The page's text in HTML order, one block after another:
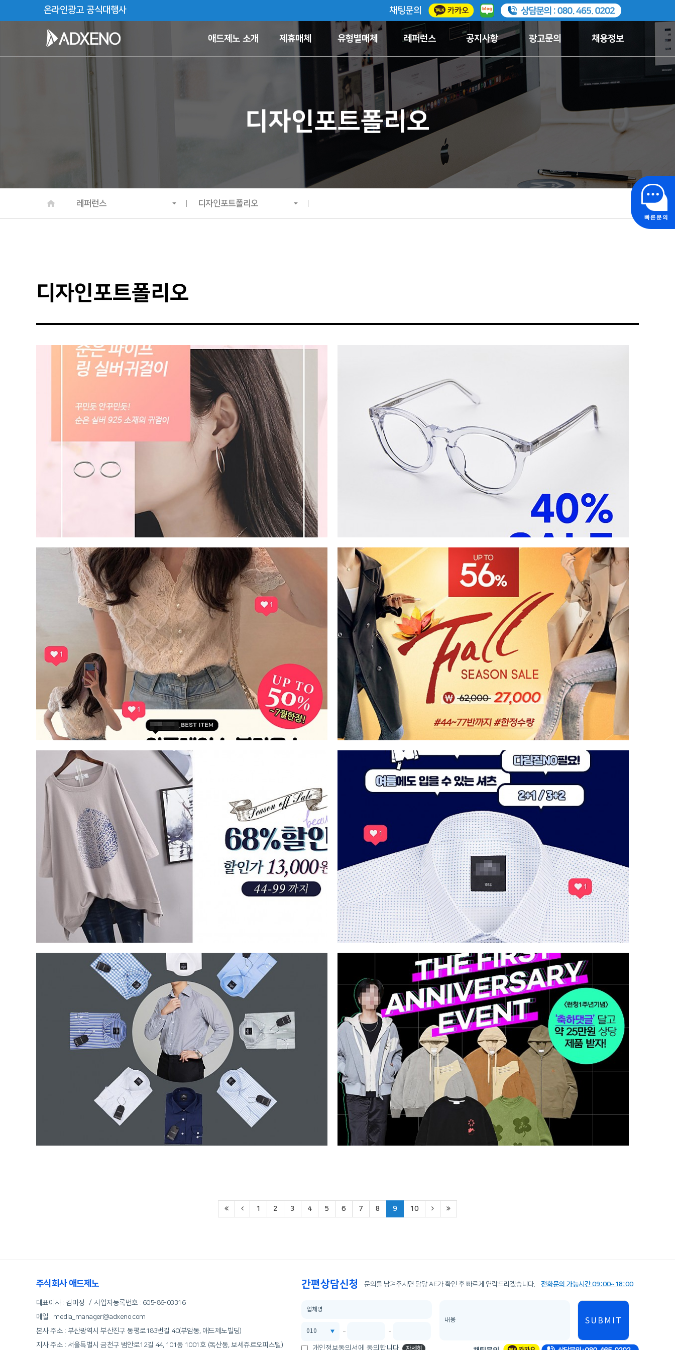
온라인광고 공식대행사 채팅문의
애드제노 소개 제휴매체 유형별매체 레퍼런스 공지사항 광고문의 채용정보
디자인포트폴리오
레퍼런스 디자인포트폴리오
디자인포트폴리오
1 2 3 4 5 6 7 8 9 10
주식회사 애드제노
대표이사 : 김미정 사업자등록번호 : 605-86-03316
메일 : media_manager@adxeno.com
본사 주소 : 부산광역시 부산진구 동평로183번길 40(부암동, 애드제노빌딩)
지사 주소 : 서울특별시 금천구 범안로12길 44, 101동 1001호 (독산동, 보세쥬르오피스텔)
간편상담신청 문의를 남겨주시면 담당 AE가 확인 후 빠르게 연락드리겠습니다. 전화문의 가능시간 09:00~18:00
SUBMIT
개인정보동의서에 동의합니다. 자세히